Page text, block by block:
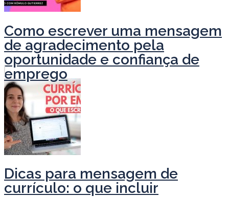
Como escrever uma mensagem
de agradecimento pela
oportunidade e confiança de
emprego
Dicas para mensagem de
currículo: o que incluir